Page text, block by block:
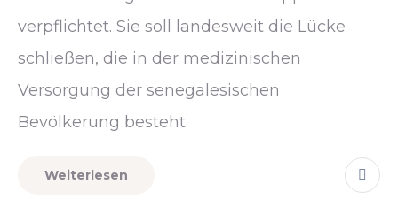
verpflichtet. Sie soll landesweit die Lücke
schließen, die in der medizinischen
Versorgung der senegalesischen
Bevölkerung besteht.
Weiterlesen